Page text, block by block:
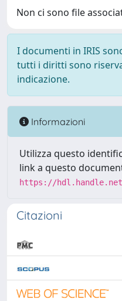
Non ci sono file
I documenti in IRIS
tutti i diritti sono
indicazione.
Informazioni
Utilizza questo
link a questo
https://hdl.handle.net/
Citazioni